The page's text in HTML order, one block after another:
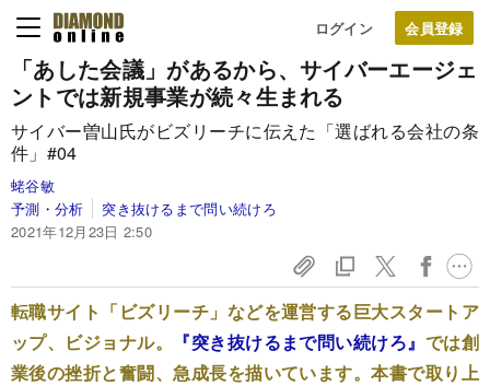
ログイン
「あした会議」があるから、サイバーエージェ
ントでは新規事業が続々生まれる
サイバー曽山氏がビズリーチに伝えた「選ばれる会社の条
件」#04
蛯谷敏
予測・分析
突き抜けるまで問い続けろ
2021年12月23日 2:50
転職サイト「ビズリーチ」などを運営する巨大スタートア
ップ、ビジョナル。
『突き抜けるまで問い続けろ』 では創
業後の挫折と奮闘、急成長を描いています。本書で取り上